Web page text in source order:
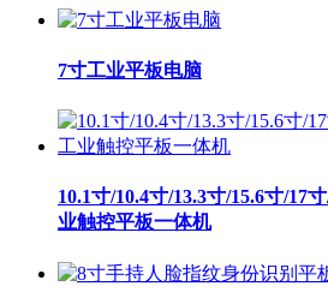
7寸工业平板电脑
10.1寸/10.4寸/13.3寸/15.6寸/17
业触控平板一体机